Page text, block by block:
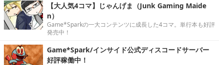
【大人気4コマ】じゃんげま（Junk Gaming Maide
n）
Game*Sparkの一大コンテンツに成長した4コマ。単行本も好評
発売中！
Game*Spark/インサイド公式ディスコードサーバー
好評稼働中！